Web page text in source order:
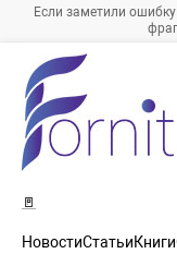
Если заметили
🚪
НовостиСтатьиКниги